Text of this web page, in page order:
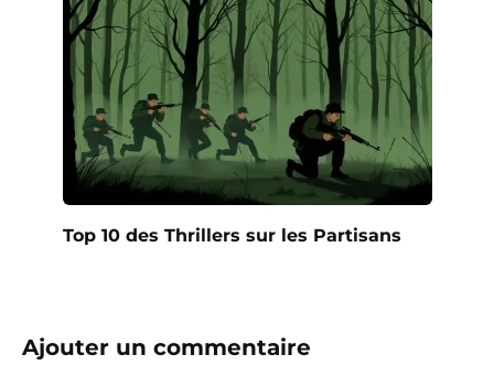
Top 10 des Thrillers sur les Partisans
Ajouter un commentaire